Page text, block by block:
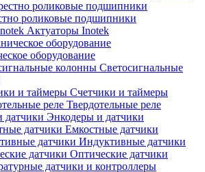
роликовые подшипники
Актуаторы Inotek
оборудование
Светосигнальные
Счетчики и таймеры
Твердотельные реле
Энкодеры и датчики
Емкостные датчики
Индуктивные датчики
Оптические датчики